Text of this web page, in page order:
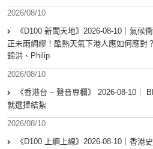
2026/08/10
《D100 新聞天地》2026-08-10｜氣候
正未雨綢繆！酷熱天氣下港人應如何應對
錦洪、Philip
2026/08/10
《香港台 – 聲音專欄》 2026-08-10｜
就選擇結紮
2026/08/10
《D100 上綱上線》2026-08-10｜香港